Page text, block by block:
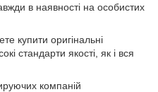
в наявності на особистих
купити оригінальні
стандарти якості, як і вся
компаній